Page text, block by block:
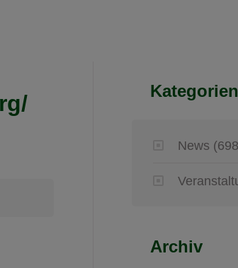
Kategorien
News
Archiv